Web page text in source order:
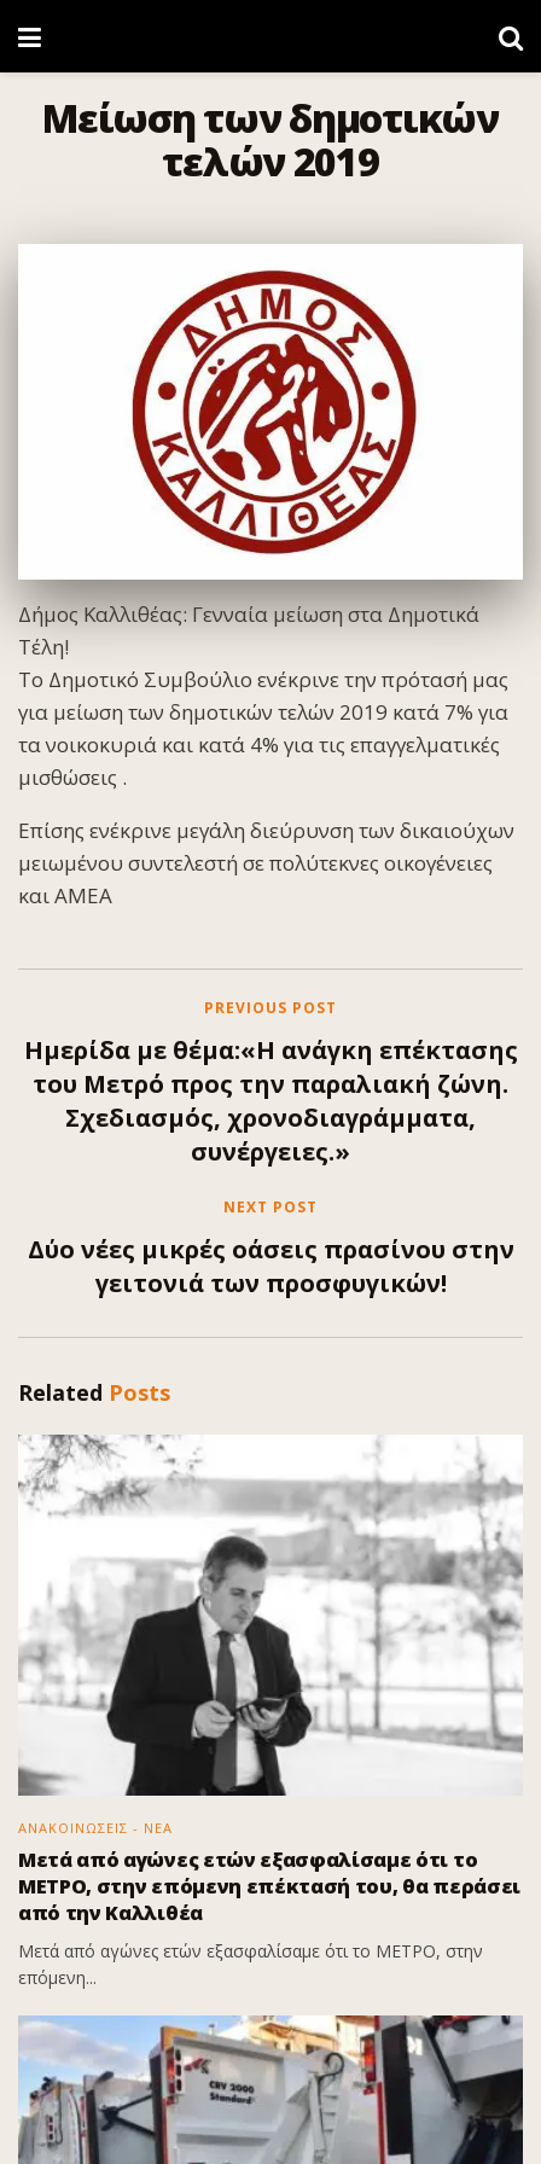
Μείωση των δημοτικών
τελών 2019
Δήμος Καλλιθέας: Γενναία μείωση στα Δημοτικά
Τέλη!
Το Δημοτικό Συμβούλιο ενέκρινε την πρότασή μας
για μείωση των δημοτικών τελών 2019 κατά 7% για
τα νοικοκυριά και κατά 4% για τις επαγγελματικές
μισθώσεις .
Επίσης ενέκρινε μεγάλη διεύρυνση των δικαιούχων
μειωμένου συντελεστή σε πολύτεκνες οικογένειες
και ΑΜΕΑ
PREVIOUS POST
Ημερίδα με θέμα:«Η ανάγκη επέκτασης
του Μετρό προς την παραλιακή ζώνη.
Σχεδιασμός, χρονοδιαγράμματα,
συνέργειες.»
NEXT POST
Δύο νέες μικρές οάσεις πρασίνου στην
γειτονιά των προσφυγικών!
Related Posts
ΑΝΑΚΟΙΝΩΣΕΙΣ - ΝΕΑ
Μετά από αγώνες ετών εξασφαλίσαμε ότι το
ΜΕΤΡΟ, στην επόμενη επέκτασή του, θα περάσει
από την Καλλιθέα
Μετά από αγώνες ετών εξασφαλίσαμε ότι το ΜΕΤΡΟ, στην
επόμενη...